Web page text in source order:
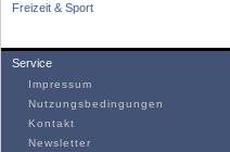
Freizeit & Sport
Service
Impressum
Nutzungsbedingungen
Kontakt
Newsletter